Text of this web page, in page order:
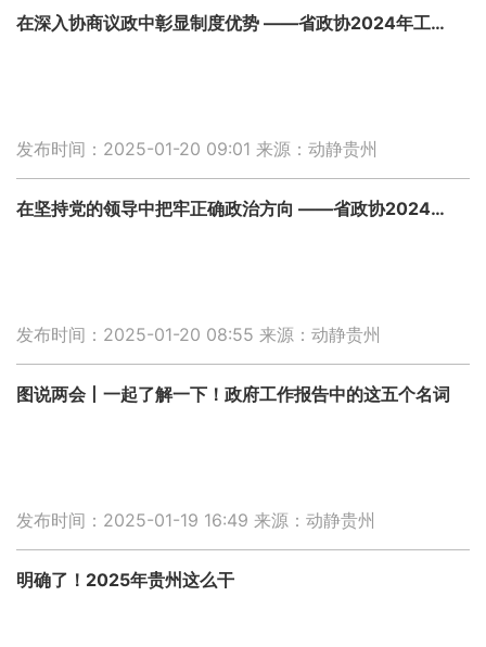
在深入协商议政中彰显制度优势 ——省政协2024年工作综述之二
发布时间：2025-01-20 09:01 来源：动静贵州
在坚持党的领导中把牢正确政治方向 ——省政协2024年工作综述之一
发布时间：2025-01-20 08:55 来源：动静贵州
图说两会丨一起了解一下！政府工作报告中的这五个名词
发布时间：2025-01-19 16:49 来源：动静贵州
明确了！2025年贵州这么干